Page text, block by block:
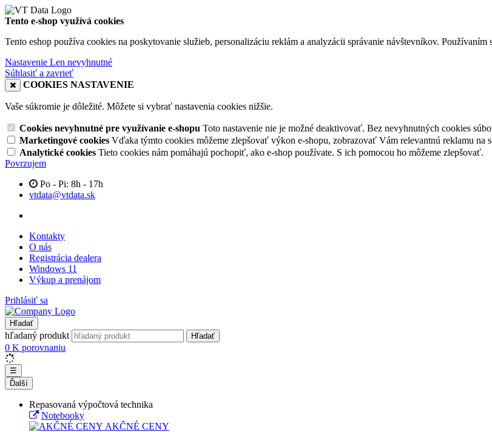
Tento e-shop využívá cookies
Tento eshop používa cookies na poskytovanie služieb, personalizáciu reklám a analyzácii správanie návštevníkov. Používaním
Nastavenie Len nevyhnutné
Súhlasiť a zavrieť
COOKIES NASTAVENIE
Vaše súkromie je dôležité. Môžete si vybrať nastavenia cookies nižšie.
Cookies nevyhnutné pre využívanie e-shopu Toto nastavenie nie je možné deaktivovať. Bez nevyhnutných cookies
Marketingové cookies Vďaka týmto cookies môžeme zlepšovať výkon e-shopu, zobrazovať Vám relevantnú reklamu na
Analytické cookies Tieto cookies nám pomáhajú pochopiť, ako e-shop používate. S ich pomocou ho môžeme zlepšovať.
Povrzujem
Po - Pi: 8h - 17h
vtdata@vtdata.sk
Kontakty
O nás
Registrácia dealera
Windows 11
Výkup a prenájom
Prihlásiť sa
Hľadať
hľadaný produkt Hľadať
0 K porovnaniu
☰
Ďalší
Repasovaná výpočtová technika
Notebooky
AKČNÉ CENY